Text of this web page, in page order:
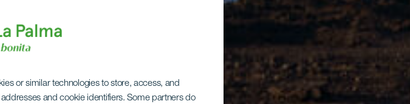
or similar technologies to store, access, and
and cookie identifiers. Some partners do